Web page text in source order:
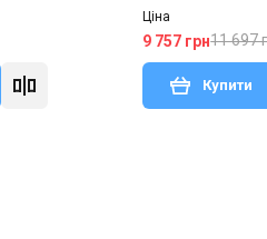
Ціна
9 757 грн11 697
Купити